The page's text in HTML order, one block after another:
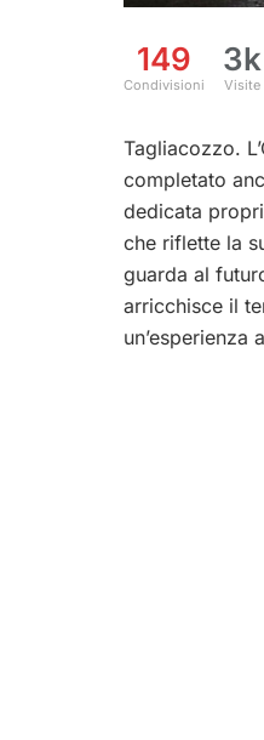
149
Condivisioni
3k
Visite
Tagliacozzo.
completato
dedicata
che riflette la
guarda al
arricchisce il
un’esperienza